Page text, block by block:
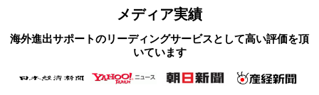
メディア実績
海外進出サポートのリーディングサービスとして高い評価を頂
いています